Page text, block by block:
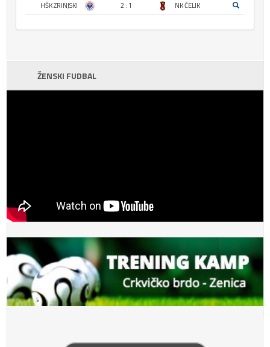
HŠK ZRINJSKI
2 : 1 NK ČELIK
ŽENSKI FUDBAL